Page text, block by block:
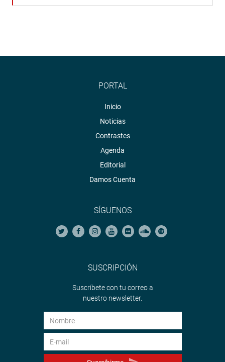
PORTAL
Inicio
Noticias
Contrastes
Agenda
Editorial
Damos Cuenta
SÍGUENOS
SUSCRIPCIÓN
Suscríbete con tu correo a
nuestro newsletter.